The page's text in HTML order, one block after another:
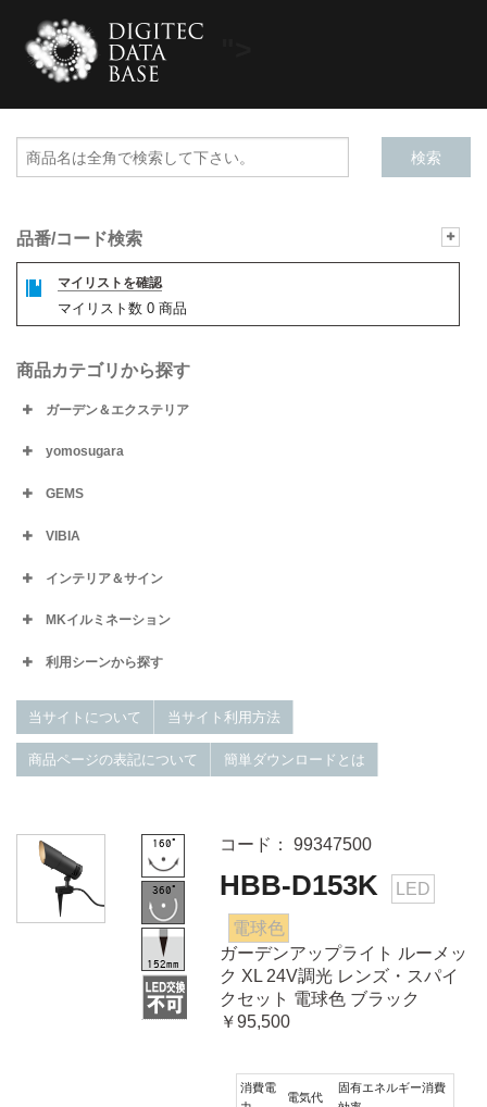
品番/コード検索
マイリストを確認
マイリスト数 0 商品
商品カテゴリから探す
ガーデン＆エクステリア
yomosugara
GEMS
VIBIA
インテリア＆サイン
MKイルミネーション
利用シーンから探す
当サイトについて 当サイト利用方法
商品ページの表記について 簡単ダウンロードとは
コード： 99347500
HBB-D153K LED
電球色
ガーデンアップライト ルーメッ
ク XL 24V調光 レンズ・スパイ
クセット 電球色 ブラック
￥95,500
消費電
電気代
固有エネルギー消費